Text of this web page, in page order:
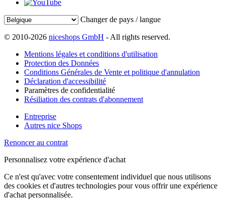
Changer de pays / langue
© 2010-2026 niceshops GmbH - All rights reserved.
Mentions légales et conditions d'utilisation
Protection des Données
Conditions Générales de Vente et politique d'annulation
Déclaration d'accessibilité
Paramètres de confidentialité
Résiliation des contrats d'abonnement
Entreprise
Autres nice Shops
Renoncer au contrat
Personnalisez votre expérience d'achat
Ce n'est qu'avec votre consentement individuel que nous utilisons
des cookies et d'autres technologies pour vous offrir une expérience
d'achat personnalisée.